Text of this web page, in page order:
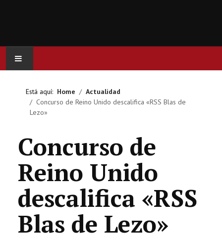
ACTUALIDAD
SERIES
JUEGOS
OCIO
TECNOLOGÍA
Está aquí: Home
Actualidad
Concurso de Reino Unido descalifica «RSS Blas de
Lezo»
Concurso de
Reino Unido
descalifica «RSS
Blas de Lezo»